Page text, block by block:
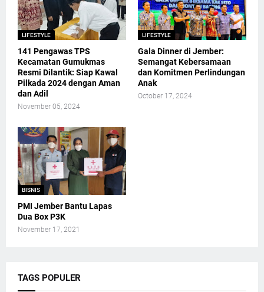
LIFESTYLE
141 Pengawas TPS
Kecamatan Gumukmas
Resmi Dilantik: Siap Kawal
Pilkada 2024 dengan Aman
dan Adil
November 05, 2024
LIFESTYLE
Gala Dinner di Jember:
Semangat Kebersamaan
dan Komitmen Perlindungan
Anak
October 17, 2024
BISNIS
PMI Jember Bantu Lapas
Dua Box P3K
November 17, 2021
TAGS POPULER